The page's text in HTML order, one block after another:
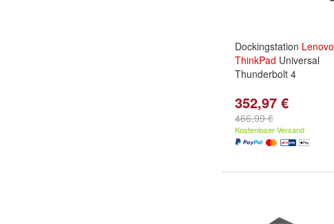
Dockingstation Lenovo
ThinkPad Universal
Thunderbolt 4
352,97 €
466,99 €
Kostenloser Versand